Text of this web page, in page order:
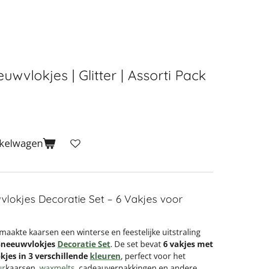
| Glitter | Assorti Pack
Decoratie Set – 6 Vakjes voor
kaarsen een winterse en feestelijke uitstraling
Decoratie Set. De set bevat6 vakjes met
in 3 verschillende kleuren, perfect voor het